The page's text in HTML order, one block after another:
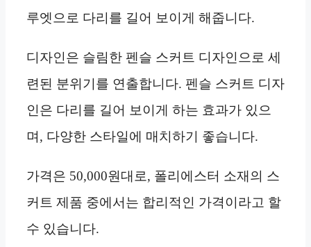
루엣으로 다리를 길어 보이게 해줍니다.
디자인은 슬림한 펜슬 스커트 디자인으로 세
련된 분위기를 연출합니다. 펜슬 스커트 디자
인은 다리를 길어 보이게 하는 효과가 있으
며, 다양한 스타일에 매치하기 좋습니다.
가격은 50,000원대로, 폴리에스터 소재의 스
커트 제품 중에서는 합리적인 가격이라고 할
수 있습니다.